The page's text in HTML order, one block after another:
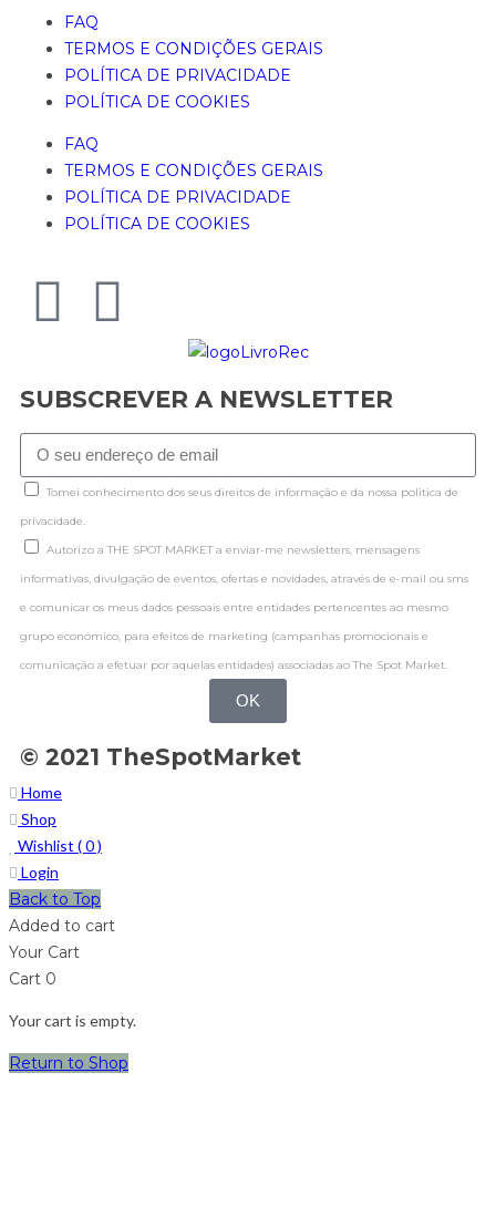
FAQ
TERMOS E CONDIÇÕES GERAIS
POLÍTICA DE PRIVACIDADE
POLÍTICA DE COOKIES
FAQ
TERMOS E CONDIÇÕES GERAIS
POLÍTICA DE PRIVACIDADE
POLÍTICA DE COOKIES
SUBSCREVER A NEWSLETTER
Tomei conhecimento dos seus direitos de informação e da nossa politica de
privacidade.
Autorizo a THE SPOT MARKET a enviar-me newsletters, mensagens
informativas, divulgação de eventos, ofertas e novidades, através de e-mail ou sms
e comunicar os meus dados pessoais entre entidades pertencentes ao mesmo
grupo económico, para efeitos de marketing (campanhas promocionais e
comunicação a efetuar por aquelas entidades) associadas ao The Spot Market.
OK
© 2021 TheSpotMarket
Home
Shop
Wishlist (0)
Login
Back to Top
Added to cart
Your Cart
Cart 0
Your cart is empty.
Return to Shop